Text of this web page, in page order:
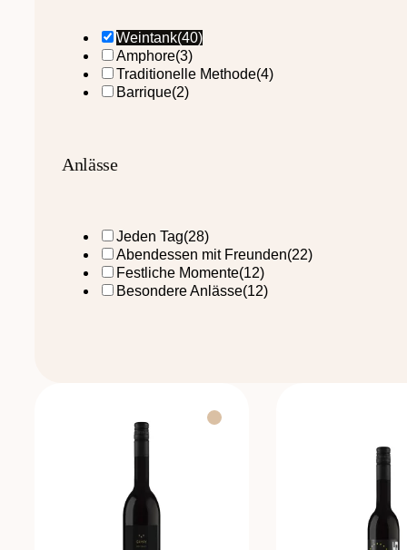
Weintank(40)
Amphore(3)
Traditionelle Methode(4)
Barrique(2)
Anlässe
Jeden Tag(28)
Abendessen mit Freunden(22)
Festliche Momente(12)
Besondere Anlässe(12)